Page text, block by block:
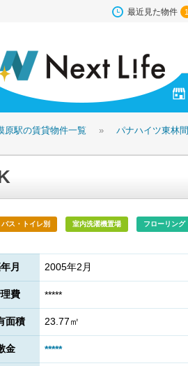
最近見た物件 1
原駅の賃貸物件一覧 » パナハイツ東林間
バス・トイレ別 室内洗濯機置場 フローリング
月 2005年2月
費 *****
面積 23.77㎡
金 *****